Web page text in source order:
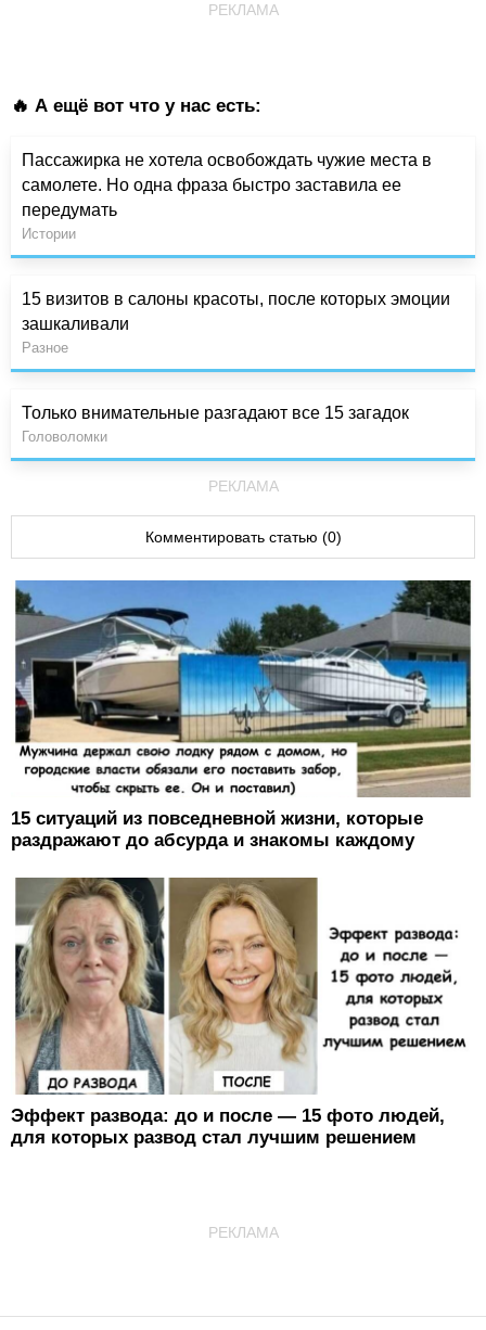
РЕКЛАМА
🔥 А ещё вот что у нас есть:
Пассажирка не хотела освобождать чужие места в
самолете. Но одна фраза быстро заставила ее
передумать
Истории
15 визитов в салоны красоты, после которых эмоции
зашкаливали
Разное
Только внимательные разгадают все 15 загадок
Головоломки
РЕКЛАМА
Комментировать статью (0)
15 ситуаций из повседневной жизни, которые
раздражают до абсурда и знакомы каждому
Эффект развода: до и после — 15 фото людей,
для которых развод стал лучшим решением
РЕКЛАМА